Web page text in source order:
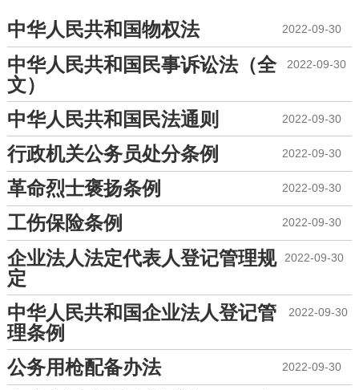
中华人民共和国物权法 2022-09-30
中华人民共和国民事诉讼法（全
文）
2022-09-30
中华人民共和国民法通则 2022-09-30
行政机关公务员处分条例 2022-09-30
革命烈士褒扬条例 2022-09-30
工伤保险条例 2022-09-30
企业法人法定代表人登记管理规
定
2022-09-30
中华人民共和国企业法人登记管
理条例
2022-09-30
公务用枪配备办法 2022-09-30